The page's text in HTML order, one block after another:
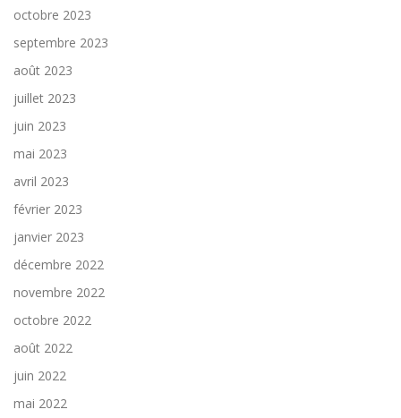
octobre 2023
septembre 2023
août 2023
juillet 2023
juin 2023
mai 2023
avril 2023
février 2023
janvier 2023
décembre 2022
novembre 2022
octobre 2022
août 2022
juin 2022
mai 2022